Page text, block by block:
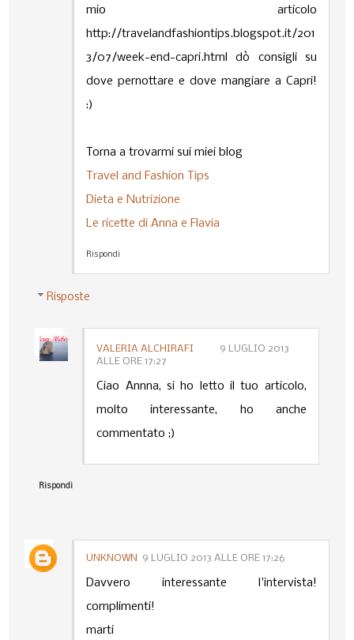
mio articolo
http://travelandfashiontips.blogspot.it/201
3/07/week-end-capri.html
dò consigli su
dove pernottare e dove mangiare a Capri!
:)
Torna a trovarmi sui miei blog
Travel and Fashion Tips
Dieta e Nutrizione
Le ricette di Anna e Flavia
Rispondi
Risposte
VALERIA ALCHIRAFI
9 LUGLIO 2013
ALLE ORE 17:27
Ciao Annna, si ho letto il tuo articolo,
molto interessante, ho anche
commentato ;)
Rispondi
UNKNOWN 9 LUGLIO 2013 ALLE ORE 17:26
Davvero interessante l'intervista!
complimenti!
marti